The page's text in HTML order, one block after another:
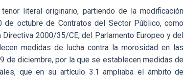
literal originario, partiendo de la modificación
octubre de Contratos del Sector Público, como
2000/35/CE, del Parlamento Europeo y del
medidas de lucha contra la morosidad en las
de diciembre, por la que se establecen medidas de
que en su artículo 3.1 ampliaba el ámbito de